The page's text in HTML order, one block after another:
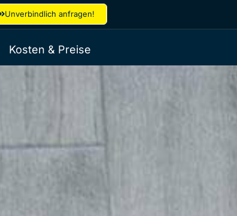
Unverbindlich anfragen!
Kosten & Preise